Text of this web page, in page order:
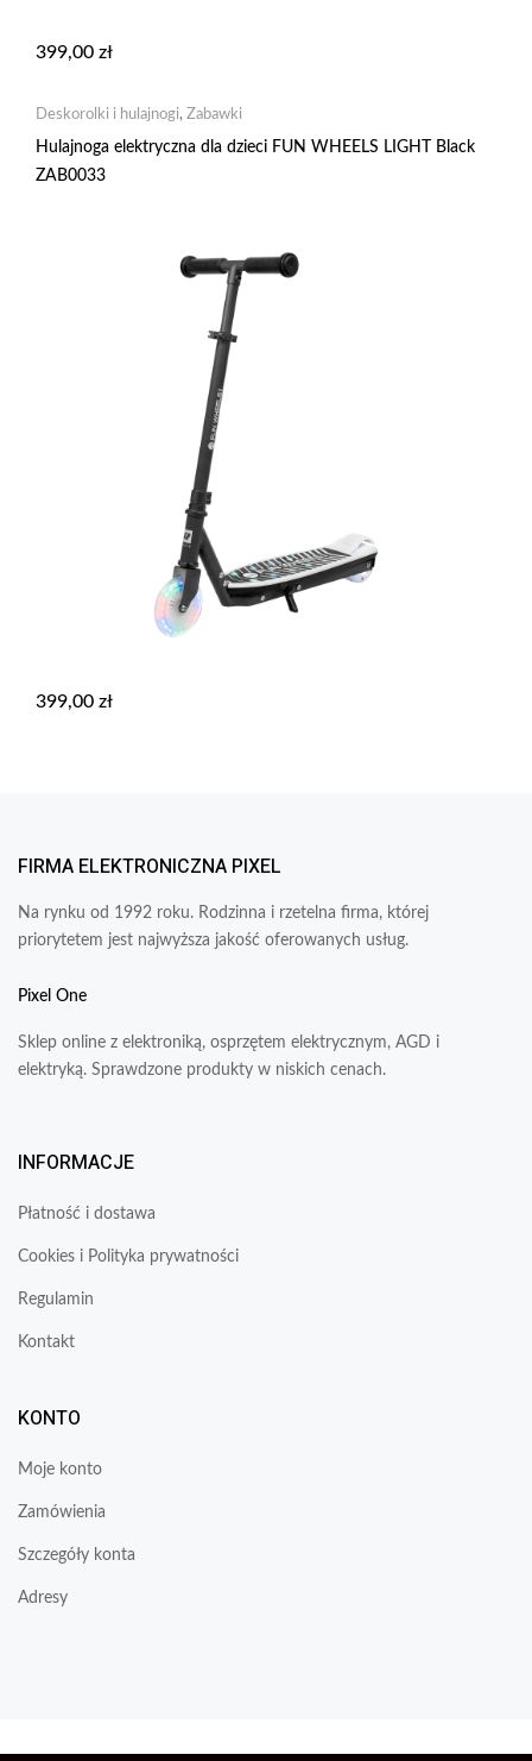
399,00 zł
Deskorolki i hulajnogi, Zabawki
Hulajnoga elektryczna dla dzieci FUN WHEELS LIGHT Black
ZAB0033
399,00 zł
FIRMA ELEKTRONICZNA PIXEL
Na rynku od 1992 roku. Rodzinna i rzetelna firma, której
priorytetem jest najwyższa jakość oferowanych usług.
Pixel One
Sklep online z elektroniką, osprzętem elektrycznym, AGD i
elektryką. Sprawdzone produkty w niskich cenach.
INFORMACJE
Płatność i dostawa
Cookies i Polityka prywatności
Regulamin
Kontakt
KONTO
Moje konto
Zamówienia
Szczegóły konta
Adresy